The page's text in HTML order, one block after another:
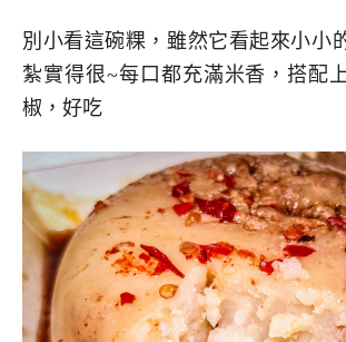
別小看這碗粿，雖然它看起來小小
紮實得很~每口都充滿米香，搭配
椒，好吃